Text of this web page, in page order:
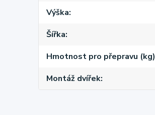
Výška
Šířka
Hmotnost pro přepravu (kg)
Montáž dvířek